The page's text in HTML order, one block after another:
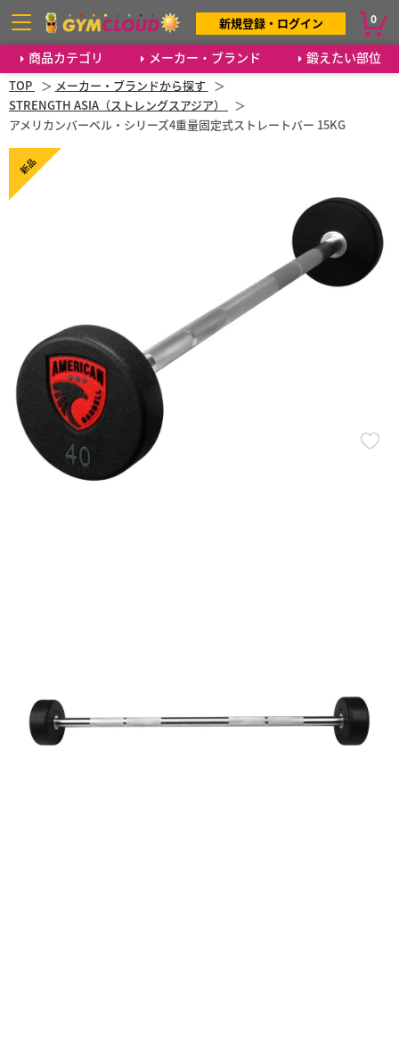
商品カテゴリ メーカー・ブランド 鍛えたい部位
新規登録・ログイン 0
TOP
メーカー・ブランドから探す
STRENGTH ASIA（ストレングスアジア）
アメリカンバーベル・シリーズ4重量固定式ストレートバー 15KG
新品